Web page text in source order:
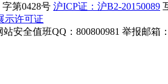
第0428号 沪ICP证：沪B2-20150089
示许可证
站安全值班QQ：800800981 举报邮箱：